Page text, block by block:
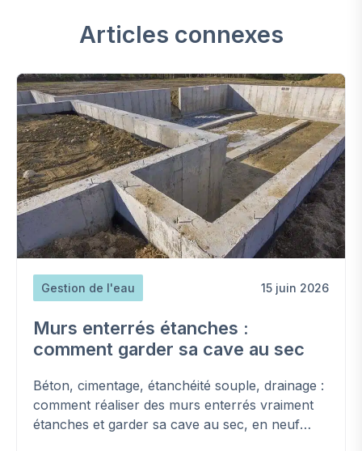
Articles connexes
Gestion de l'eau 15 juin 2026
Murs enterrés étanches :
comment garder sa cave au sec
Béton, cimentage, étanchéité souple, drainage :
comment réaliser des murs enterrés vraiment
étanches et garder sa cave au sec, en neuf